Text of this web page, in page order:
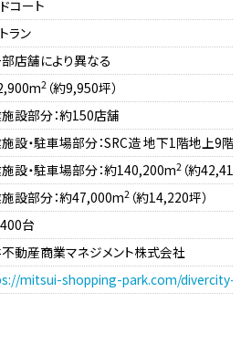
コート
ラン
店舗により異なる
2（約9,950坪）
設部分：約150店舗
設・駐車場部分：SRC造 地下1階地上9階
設・駐車場部分：約140,200m2（約
設部分：約47,000m2（約14,220坪）
台
動産商業マネジメント株式会社
mitsui-shopping-park.com/